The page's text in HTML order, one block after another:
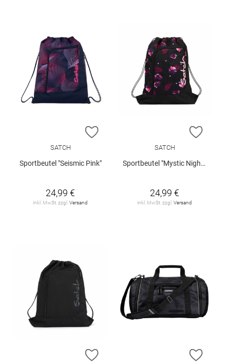
ZUR WUNSCHLISTE HINZUFÜGEN
SATCH
Sportbeutel "Seismic Pink"
24,99 €
inkl. MwSt. zzgl.Versand
ZUR
SATCH
Sportbeutel "Mystic Nights"
24,99 €
inkl. MwSt. zzgl.Versand
ZUR WUNSCHLISTE HINZUFÜGEN
ZUR